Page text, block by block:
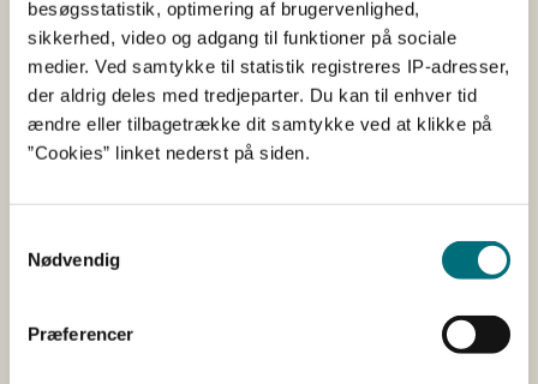
besøgsstatistik, optimering af brugervenlighed,
sikkerhed, video og adgang til funktioner på sociale
medier. Ved samtykke til statistik registreres IP-adresser,
der aldrig deles med tredjeparter. Du kan til enhver tid
ændre eller tilbagetrække dit samtykke ved at klikke på
”Cookies” linket nederst på siden.
Nødvendig
Præferencer